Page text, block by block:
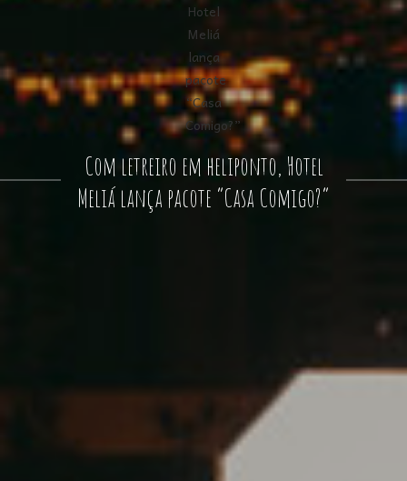
Com letreiro em heliponto, Hotel
Meliá lança pacote “Casa Comigo?”